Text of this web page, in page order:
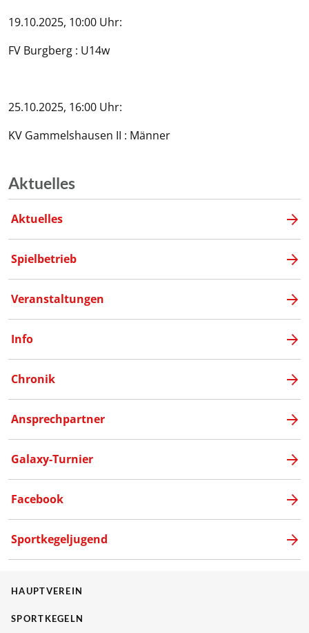
19.10.2025, 10:00 Uhr:
FV Burgberg : U14w
25.10.2025, 16:00 Uhr:
KV Gammelshausen II : Männer
Aktuelles
Aktuelles
Spielbetrieb
Veranstaltungen
Info
Chronik
Ansprechpartner
Galaxy-Turnier
Facebook
Sportkegeljugend
HAUPTVEREIN
SPORTKEGELN